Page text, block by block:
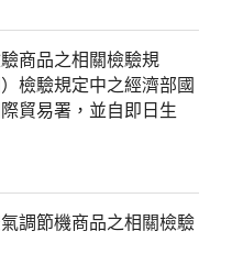
商品之相關檢驗規
檢驗規定中之經濟部國
貿易署，並自即日生
調節機商品之相關檢驗